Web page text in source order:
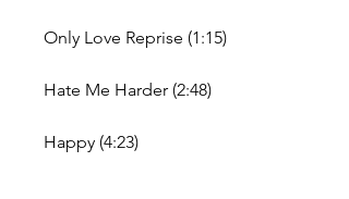
Only Love Reprise (1:15)
Hate Me Harder (2:48)
Happy (4:23)